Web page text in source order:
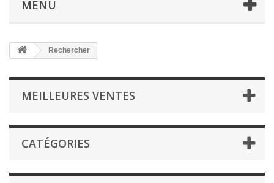
MENU
Rechercher
MEILLEURES VENTES
CATÉGORIES